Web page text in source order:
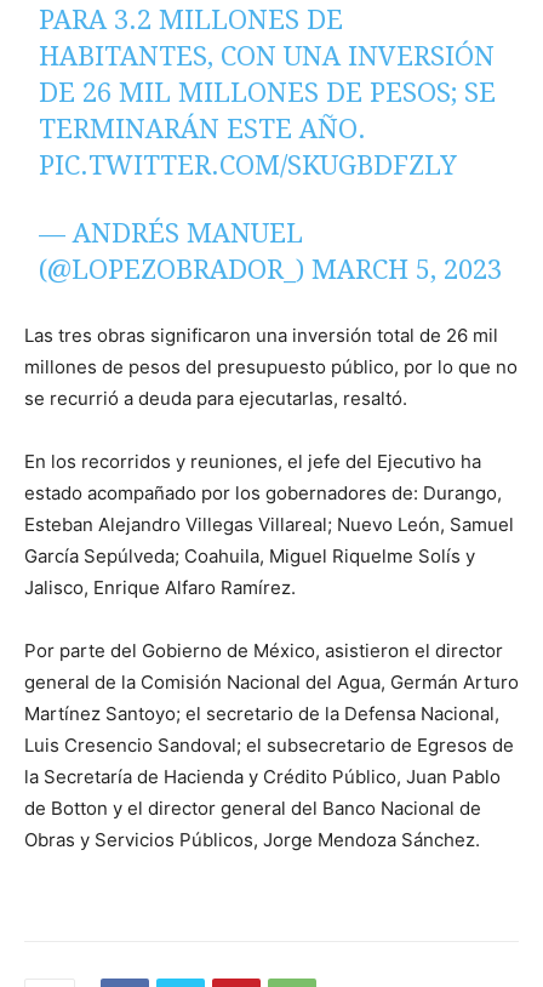
PARA 3.2 MILLONES DE
HABITANTES, CON UNA INVERSIÓN
DE 26 MIL MILLONES DE PESOS; SE
TERMINARÁN ESTE AÑO.
PIC.TWITTER.COM/SKUGBDFZLY
— ANDRÉS MANUEL
(@LOPEZOBRADOR_)MARCH 5, 2023
Las tres obras significaron una inversión total de 26 mil
millones de pesos del presupuesto público, por lo que no
se recurrió a deuda para ejecutarlas, resaltó.
En los recorridos y reuniones, el jefe del Ejecutivo ha
estado acompañado por los gobernadores de: Durango,
Esteban Alejandro Villegas Villareal; Nuevo León, Samuel
García Sepúlveda; Coahuila, Miguel Riquelme Solís y
Jalisco, Enrique Alfaro Ramírez.
Por parte del Gobierno de México, asistieron el director
general de la Comisión Nacional del Agua, Germán Arturo
Martínez Santoyo; el secretario de la Defensa Nacional,
Luis Cresencio Sandoval; el subsecretario de Egresos de
la Secretaría de Hacienda y Crédito Público, Juan Pablo
de Botton y el director general del Banco Nacional de
Obras y Servicios Públicos, Jorge Mendoza Sánchez.